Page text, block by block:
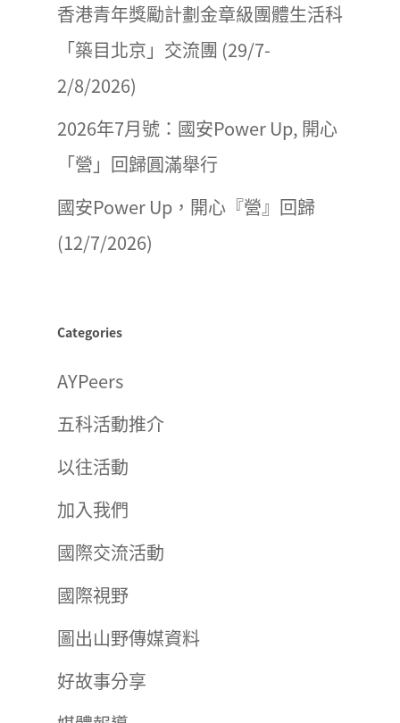
香港青年獎勵計劃金章級團體生活科
「築目北京」交流團 (29/7-
2/8/2026)
2026年7月號：國安Power Up, 開心
「營」回歸圓滿舉行
國安Power Up，開心『營』回歸
(12/7/2026)
Categories
AYPeers
五科活動推介
以往活動
加入我們
國際交流活動
國際視野
圖出山野傳媒資料
好故事分享